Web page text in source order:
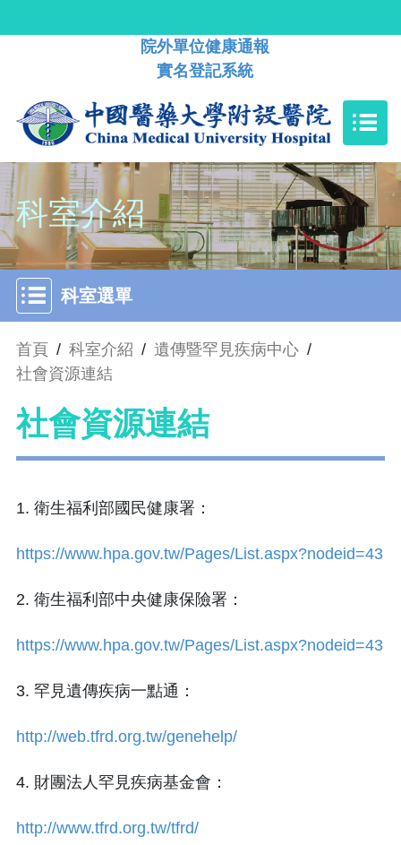
院外單位健康通報
實名登記系統
科室介紹
科室選單
首頁 / 科室介紹 / 遺傳暨罕見疾病中心 /
社會資源連結
社會資源連結
1. 衛生福利部國民健康署：
https://www.hpa.gov.tw/Pages/List.aspx?nodeid=43
2. 衛生福利部中央健康保險署：
https://www.hpa.gov.tw/Pages/List.aspx?nodeid=43
3. 罕見遺傳疾病一點通：
http://web.tfrd.org.tw/genehelp/
4. 財團法人罕見疾病基金會：
http://www.tfrd.org.tw/tfrd/